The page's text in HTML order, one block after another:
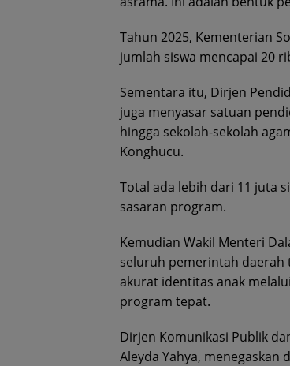
Tahun 2025, Kementerian
jumlah siswa mencapai 20
Sementara itu, Dirjen
juga menyasar satuan
hingga sekolah-sekolah
Konghucu.
Total ada lebih dari 11 juta
sasaran program.
Kemudian Wakil Menteri
seluruh pemerintah daerah
akurat identitas anak
program tepat.
Dirjen Komunikasi Publik
Aleyda Yahya, menegaskan